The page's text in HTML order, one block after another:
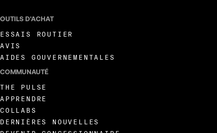
OUTILS D'ACHAT
ESSAIS ROUTIER
AVIS
AIDES GOUVERNEMENTALES
COMMUNAUTÉ
THE PULSE
APPRENDRE
COLLABS
DERNIÈRES NOUVELLES